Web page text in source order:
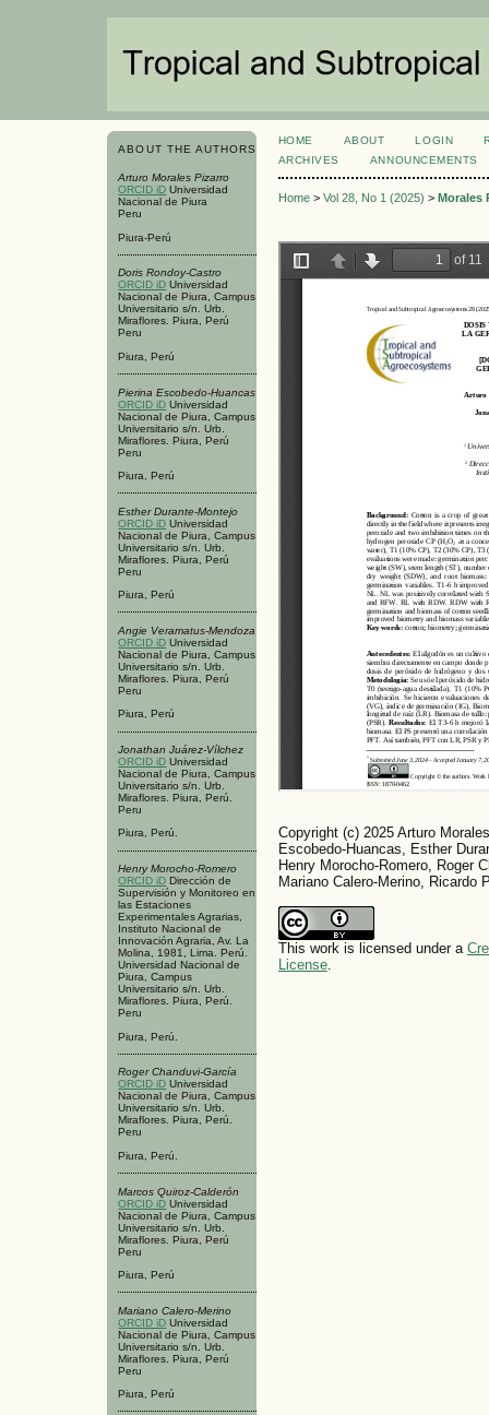
ABOUT THE AUTHORS
Arturo Morales Pizarro
ORCID iD Universidad
Nacional de Piura
Peru
Piura-Perú
Doris Rondoy-Castro
ORCID iD Universidad
Nacional de Piura, Campus
Universitario s/n. Urb.
Miraflores. Piura, Perú
Peru
Piura, Perú
Pierina Escobedo-Huancas
ORCID iD Universidad
Nacional de Piura, Campus
Universitario s/n. Urb.
Miraflores. Piura, Perú
Peru
Piura, Perú
Esther Durante-Montejo
ORCID iD Universidad
Nacional de Piura, Campus
Universitario s/n. Urb.
Miraflores. Piura, Perú
Peru
Piura, Perú
Angie Veramatus-Mendoza
ORCID iD Universidad
Nacional de Piura, Campus
Universitario s/n. Urb.
Miraflores. Piura, Perú
Peru
Piura, Perú
Jonathan Juárez-Vílchez
ORCID iD Universidad
Nacional de Piura, Campus
Universitario s/n. Urb.
Miraflores. Piura, Perú.
Peru
Piura, Perú.
Henry Morocho-Romero
ORCID iD Dirección de
Supervisión y Monitoreo en
las Estaciones
Experimentales Agrarias,
Instituto Nacional de
Innovación Agraria, Av. La
Molina, 1981, Lima. Perú.
Universidad Nacional de
Piura, Campus
Universitario s/n. Urb.
Miraflores. Piura, Perú.
Peru
Piura, Perú.
Roger Chanduvi-García
ORCID iD Universidad
Nacional de Piura, Campus
Universitario s/n. Urb.
Miraflores. Piura, Perú.
Peru
Piura, Perú.
Marcos Quiroz-Calderón
ORCID iD Universidad
Nacional de Piura, Campus
Universitario s/n. Urb.
Miraflores. Piura, Perú
Peru
Piura, Perú
Mariano Calero-Merino
ORCID iD Universidad
Nacional de Piura, Campus
Universitario s/n. Urb.
Miraflores. Piura, Perú
Peru
Piura, Perú
HOME ABOUT LOGIN
ARCHIVES
ANNOUNCEMENTS
Home> Vol 28, No 1 (2025) > Morales
Copyright (c) 2025 Arturo
Escobedo-Huancas, Esther
Henry Morocho-Romero, Roger
Mariano Calero-Merino, Ricardo
This work is licensed under a
License.